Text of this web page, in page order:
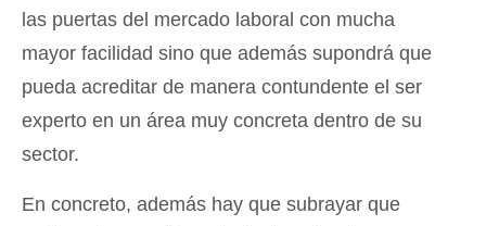
las puertas del mercado laboral con mucha
mayor facilidad sino que además supondrá que
pueda acreditar de manera contundente el ser
experto en un área muy concreta dentro de su
sector.
En concreto, además hay que subrayar que